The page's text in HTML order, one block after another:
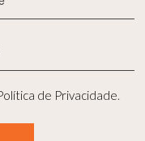
de Privacidade